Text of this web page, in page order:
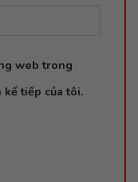
web trong
tiếp của tôi.